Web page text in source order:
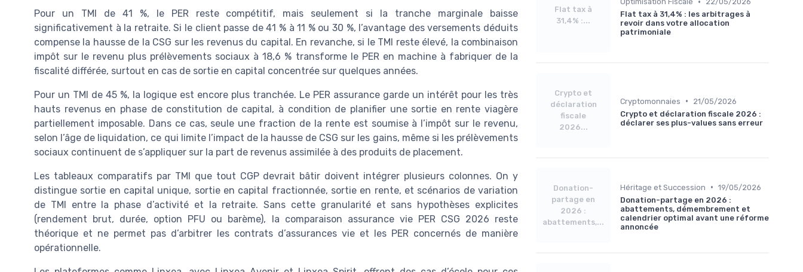
Pour un TMI de 41 %, le PER reste compétitif, mais seulement si la tranche marginale baisse
significativement à la retraite. Si le client passe de 41 % à 11 % ou 30 %, l’avantage des versements déduits
compense la hausse de la CSG sur les revenus du capital. En revanche, si le TMI reste élevé, la combinaison
impôt sur le revenu plus prélèvements sociaux à 18,6 % transforme le PER en machine à fabriquer de la
fiscalité différée, surtout en cas de sortie en capital concentrée sur quelques années.
Pour un TMI de 45 %, la logique est encore plus tranchée. Le PER assurance garde un intérêt pour les très
hauts revenus en phase de constitution de capital, à condition de planifier une sortie en rente viagère
partiellement imposable. Dans ce cas, seule une fraction de la rente est soumise à l’impôt sur le revenu,
selon l’âge de liquidation, ce qui limite l’impact de la hausse de CSG sur les gains, même si les prélèvements
sociaux continuent de s’appliquer sur la part de revenus assimilée à des produits de placement.
Les tableaux comparatifs par TMI que tout CGP devrait bâtir doivent intégrer plusieurs colonnes. On y
distingue sortie en capital unique, sortie en capital fractionnée, sortie en rente, et scénarios de variation
de TMI entre la phase d’activité et la retraite. Sans cette granularité et sans hypothèses explicites
(rendement brut, durée, option PFU ou barème), la comparaison assurance vie PER CSG 2026 reste
théorique et ne permet pas d’arbitrer les contrats d’assurances vie et les PER concernés de manière
opérationnelle.
Flat tax à
31,4% :...
Flat tax à 31,4% : les arbitrages à
revoir dans votre allocation
patrimoniale
Crypto et
déclaration
fiscale
2026...
Cryptomonnaies •
21/05/2026
Crypto et déclaration fiscale 2026 :
déclarer ses plus-values sans erreur
Donation-
partage en
2026 :
abattements,...
Héritage et Succession • 19/05/2026
Donation-partage en 2026 :
abattements, démembrement et
calendrier optimal avant une réforme
annoncée